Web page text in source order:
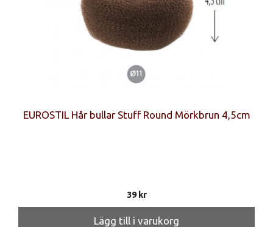
EUROSTIL Hår bullar Stuff Round Mörkbrun 4,5cm
39kr
Lägg till i varukorg